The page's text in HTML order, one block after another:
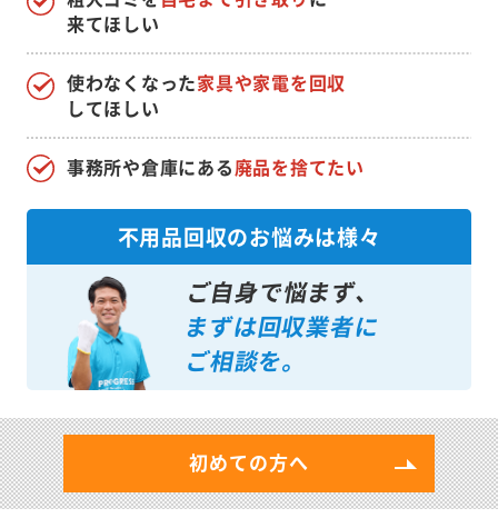
使わなくなった家具や家電を回収
してほしい
粗大ゴミを 自宅まで引き取り に
来てほしい
事務所や倉庫にある廃品を捨てたい
不用品回収のお悩みは様々
ご自身で悩まず、
まずは回収業者に
ご相談を。
初めての方へ